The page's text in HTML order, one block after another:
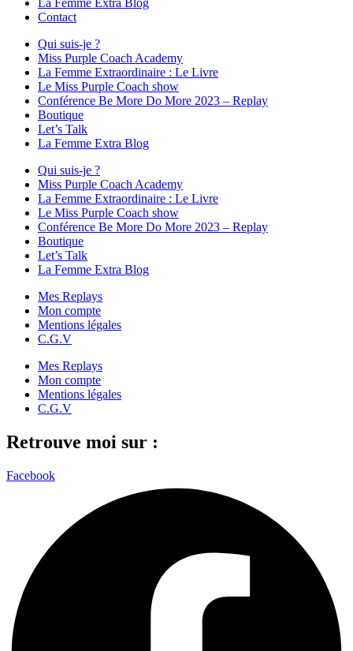
Contact
Qui suis-je ?
Miss Purple Coach Academy
La Femme Extraordinaire : Le Livre
Le Miss Purple Coach show
Conférence Be More Do More 2023 – Replay
Boutique
Let’s Talk
La Femme Extra Blog
Qui suis-je ?
Miss Purple Coach Academy
La Femme Extraordinaire : Le Livre
Le Miss Purple Coach show
Conférence Be More Do More 2023 – Replay
Boutique
Let’s Talk
La Femme Extra Blog
Mes Replays
Mon compte
Mentions légales
C.G.V
Mes Replays
Mon compte
Mentions légales
C.G.V
Retrouve moi sur :
Facebook